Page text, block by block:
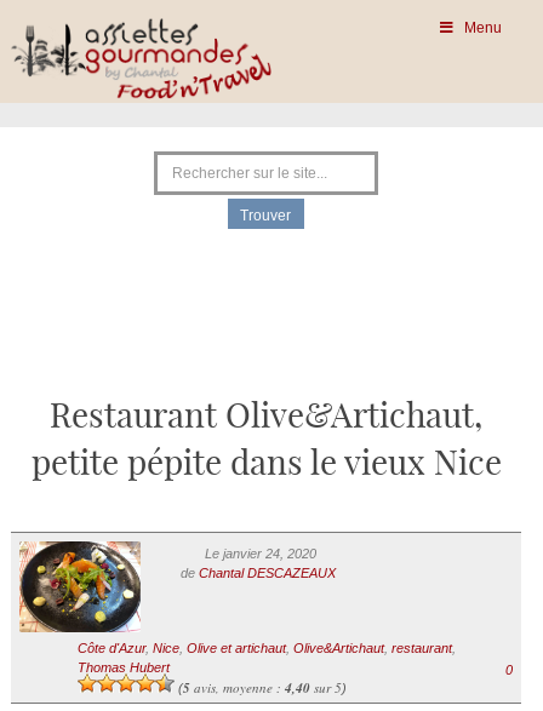
Menu
Restaurant Olive&Artichaut,
petite pépite dans le vieux Nice
Le janvier 24, 2020
de Chantal DESCAZEAUX
Côte d'Azur, Nice, Olive et artichaut, Olive&Artichaut, restaurant,
Thomas Hubert
(5avis, moyenne : 4,40sur 5)
0